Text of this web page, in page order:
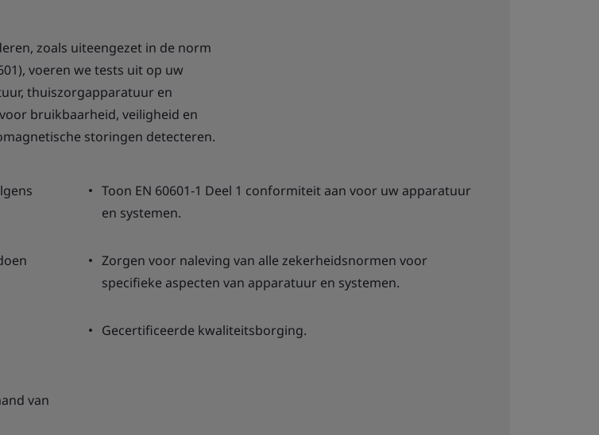
zoals uiteengezet in de norm
voeren we tests uit op uw
thuiszorgapparatuur en
bruikbaarheid, veiligheid en
storingen detecteren.
Toon EN 60601-1 Deel 1 conformiteit aan voor uw apparatuur
en systemen.
Zorgen voor naleving van alle zekerheidsnormen voor
specifieke aspecten van apparatuur en systemen.
Gecertificeerde kwaliteitsborging.
van